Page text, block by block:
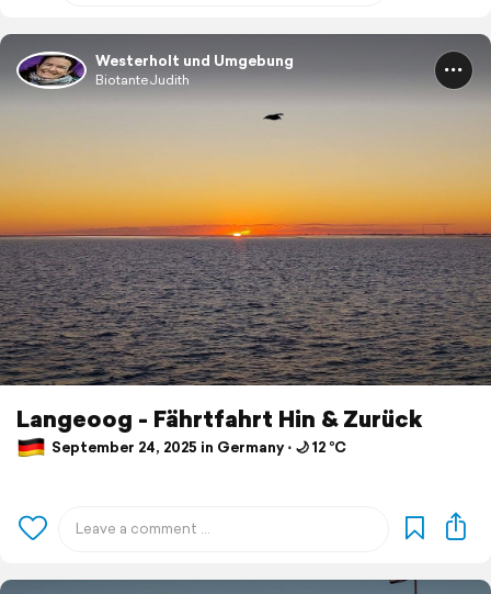
Westerholt und Umgebung
BiotanteJudith
Langeoog - Fährtfahrt Hin & Zurück
September 24, 2025 in Germany ⋅ 🌙 12 °C